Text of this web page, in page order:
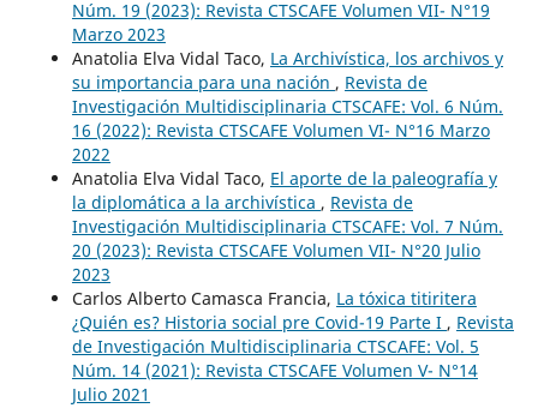
Núm. 19 (2023): Revista CTSCAFE Volumen VII- N°19
Marzo 2023
Anatolia Elva Vidal Taco, La Archivística, los archivos y
su importancia para una nación , Revista de
Investigación Multidisciplinaria CTSCAFE: Vol. 6 Núm.
16 (2022): Revista CTSCAFE Volumen VI- N°16 Marzo
2022
Anatolia Elva Vidal Taco, El aporte de la paleografía y
la diplomática a la archivística , Revista de
Investigación Multidisciplinaria CTSCAFE: Vol. 7 Núm.
20 (2023): Revista CTSCAFE Volumen VII- N°20 Julio
2023
Carlos Alberto Camasca Francia, La tóxica titiritera
¿Quién es? Historia social pre Covid-19 Parte I , Revista
de Investigación Multidisciplinaria CTSCAFE: Vol. 5
Núm. 14 (2021): Revista CTSCAFE Volumen V- N°14
Julio 2021